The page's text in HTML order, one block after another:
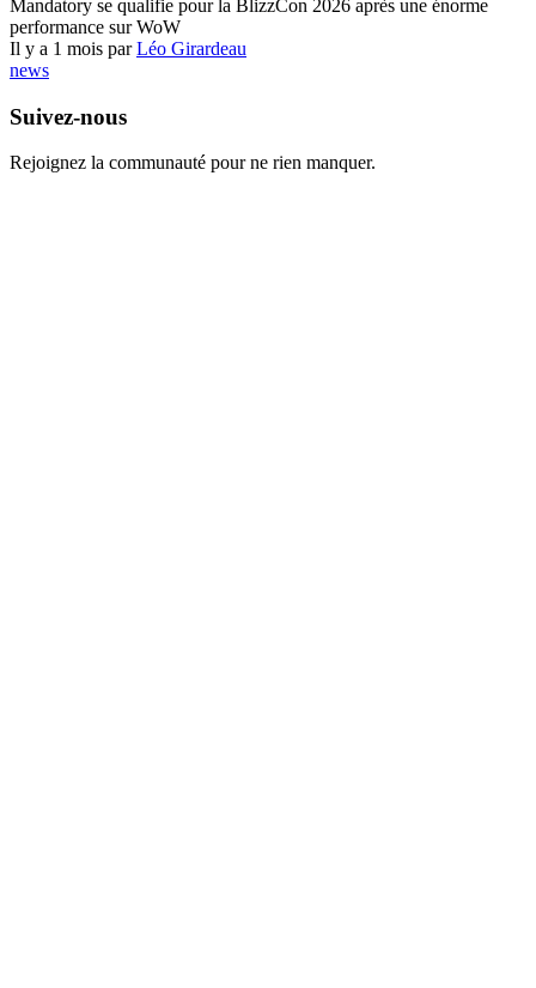
Mandatory se qualifie pour la BlizzCon 2026 après une énorme
performance sur WoW
Il y a 1 mois parLéo Girardeau
news
Suivez-nous
Rejoignez la communauté pour ne rien manquer.